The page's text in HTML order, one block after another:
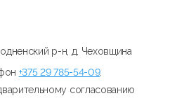
р-н, д. Чеховщина
+375 29 785-54-09.
согласованию